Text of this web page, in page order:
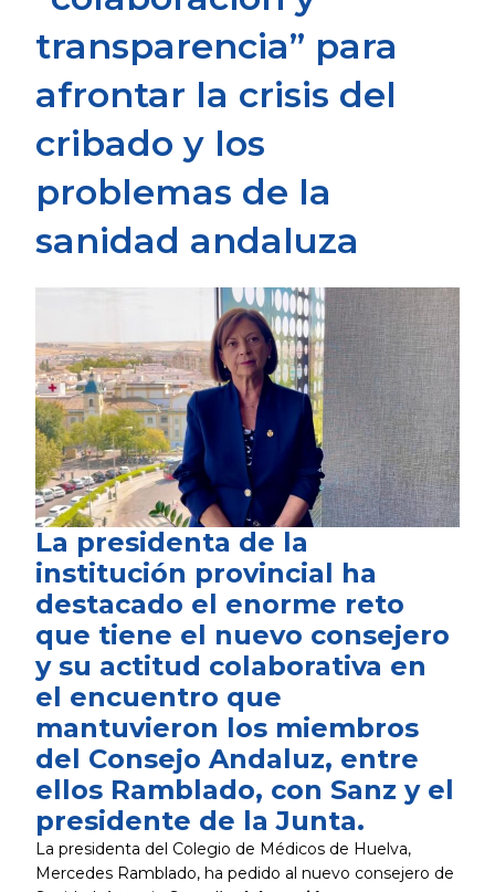
transparencia” para
afrontar la crisis del
cribado y los
problemas de la
sanidad andaluza
La presidenta de la
institución provincial ha
destacado el enorme reto
que tiene el nuevo consejero
y su actitud colaborativa en
el encuentro que
mantuvieron los miembros
del Consejo Andaluz, entre
ellos Ramblado, con Sanz y el
presidente de la Junta.
La presidenta del Colegio de Médicos de Huelva,
Mercedes Ramblado, ha pedido al nuevo consejero de